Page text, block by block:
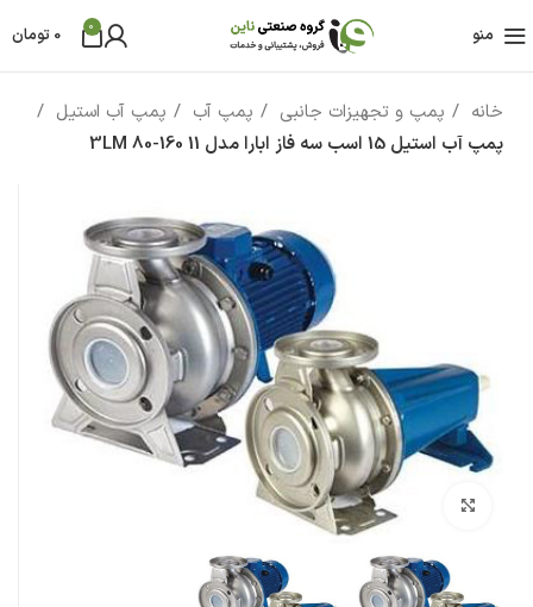
منو 0
0 تومان
خانه پمپ و تجهیزات جانبی پمپ آب
پمپ آب استیل
پمپ آب استيل 15 اسب سه فاز ابارا مدل 3LM 80-160 11
بزرگنمایی تصویر